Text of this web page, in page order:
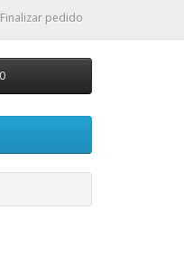
Finalizar pedido